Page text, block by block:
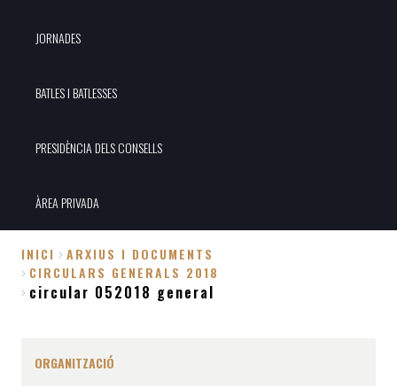
JORNADES
BATLES I BATLESSES
PRESIDÈNCIA DELS CONSELLS
ÀREA PRIVADA
Fil
d'Ariadna
INICI
ARXIUS I DOCUMENTS
CIRCULARS GENERALS 2018
circular 052018 general
ORGANITZACIÓ